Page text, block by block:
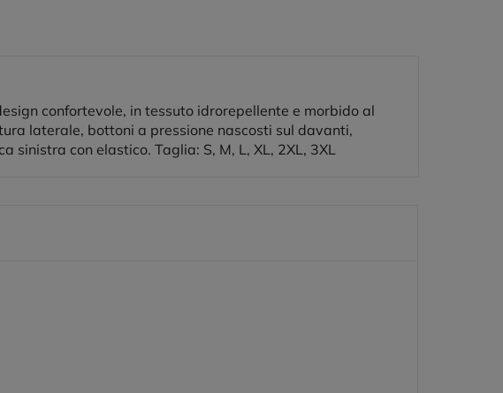
confortevole, in tessuto idrorepellente e morbido al
laterale, bottoni a pressione nascosti sul davanti,
con elastico. Taglia: S, M, L, XL, 2XL, 3XL